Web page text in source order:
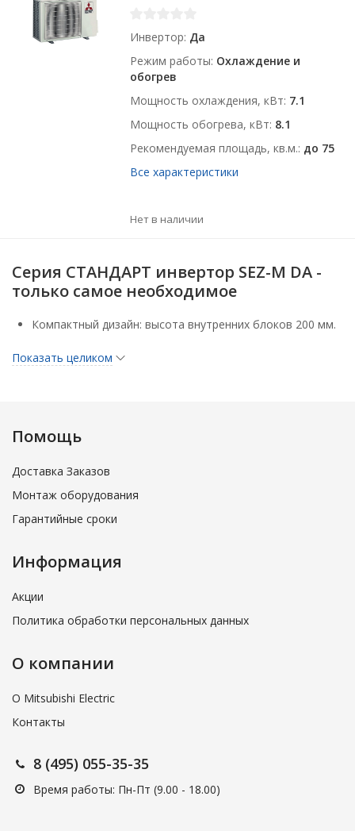
Инвертор Да
Режим работы Охлаждение и
обогрев
Мощность охлаждения, кВт 7.1
Мощность обогрева, кВт 8.1
Рекомендуемая площадь, кв.м. до 75
Все характеристики
Нет в наличии
Серия СТАНДАРТ инвертор SEZ-M DA -
только самое необходимое
Компактный дизайн: высота внутренних блоков 200 мм.
Охлаждение до –15°С (SUZ-KA50/60/71VA6).
хладагента и перепаду высот.
Пульт управления не входит в комплект внутренних
блоков SEZM25/35/50/60/71DA и заказывается
отдельно. Предусмотрен выбор из 3 вариантов:
проводной пульт PAR-33MAAG, а также комплект из
сигналов PAR-SA9CA-E.
Полнофункциональный проводной пульт управления
русифицирован.
Показать целиком
Помощь
Доставка Заказов
Монтаж оборудования
Гарантийные сроки
Информация
Акции
Политика обработки персональных данных
О компании
О Mitsubishi Electric
Контакты
8 (495) 055-35-35
Время работы: Пн-Пт (9.00 - 18.00)